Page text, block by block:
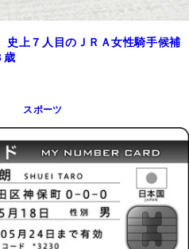
史上７人目のＪＲＡ女性騎手候補
歳
スポーツ